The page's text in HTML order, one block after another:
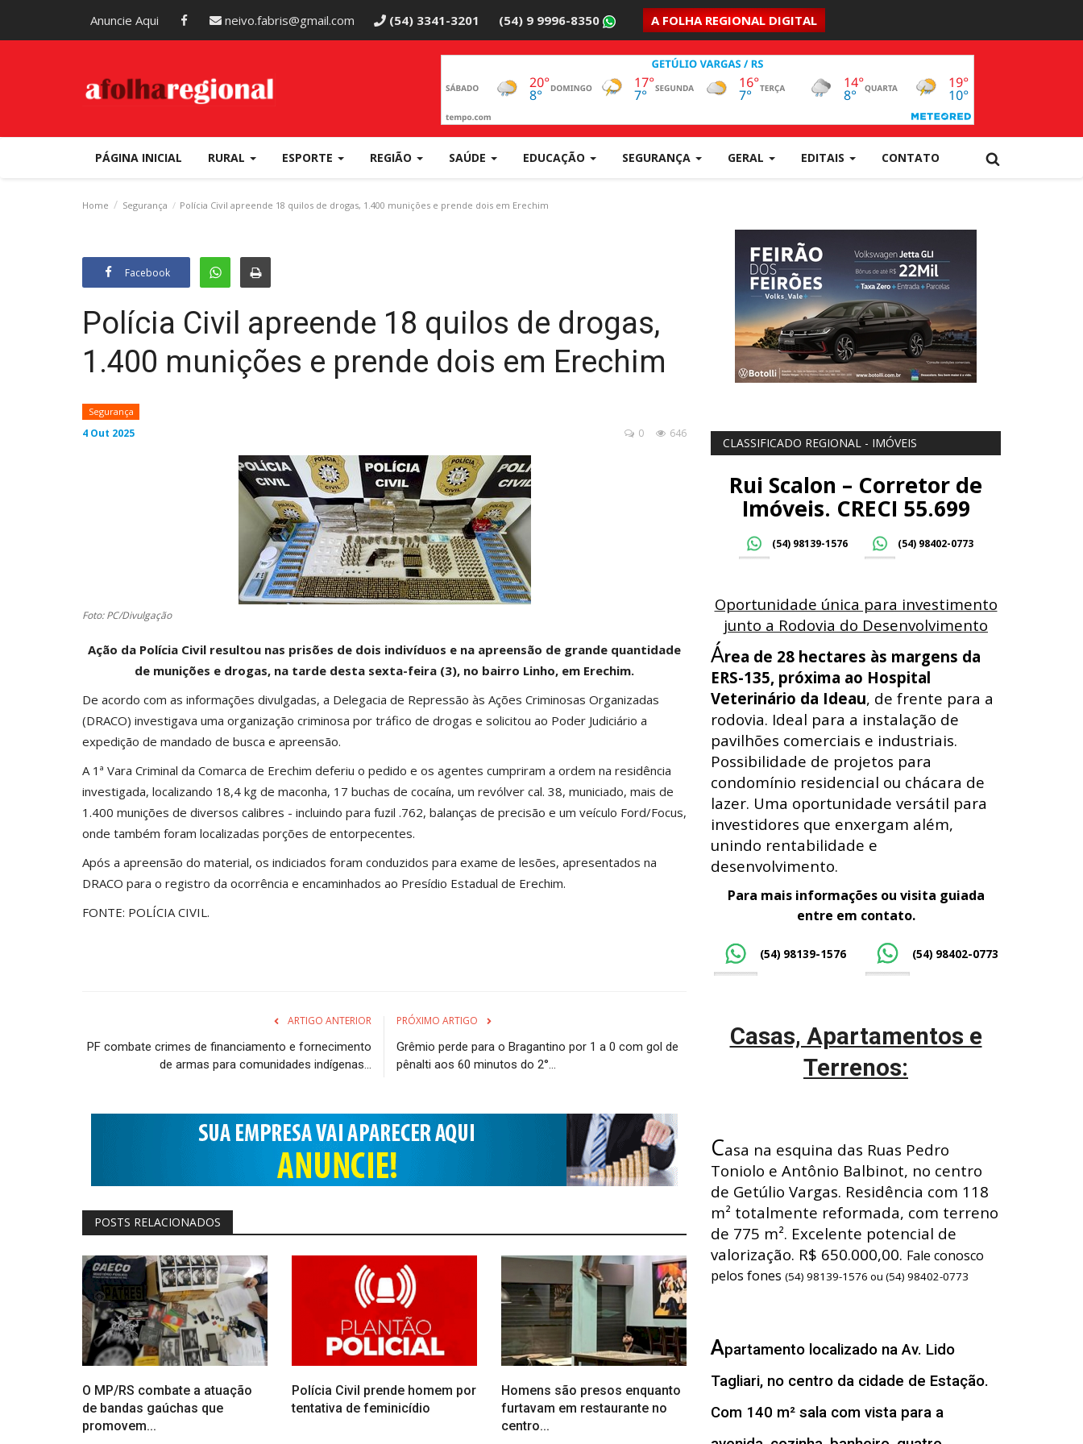
Anuncie Aqui neivo.fabris@gmail.com (54) 3341-3201 (54) 9 9996-8350 A FOLHA REGIONAL DIGITAL
PÁGINA INICIAL RURAL ESPORTE REGIÃO SAÚDE EDUCAÇÃO SEGURANÇA GERAL EDITAIS CONTATO
Home Segurança Polícia Civil apreende 18 quilos de drogas, 1.400 munições e prende dois em Erechim
Facebook
Polícia Civil apreende 18 quilos de drogas,
1.400 munições e prende dois em Erechim
Segurança
4 Out 2025 646
0
Foto: PC/Divulgação
Ação da Polícia Civil resultou nas prisões de dois indivíduos e na apreensão de grande quantidade
de munições e drogas, na tarde desta sexta-feira (3), no bairro Linho, em Erechim.
De acordo com as informações divulgadas, a Delegacia de Repressão às Ações Criminosas Organizadas
(DRACO) investigava uma organização criminosa por tráfico de drogas e solicitou ao Poder Judiciário a
expedição de mandado de busca e apreensão.
A 1ª Vara Criminal da Comarca de Erechim deferiu o pedido e os agentes cumpriram a ordem na residência
investigada, localizando 18,4 kg de maconha, 17 buchas de cocaína, um revólver cal. 38, municiado, mais de
1.400 munições de diversos calibres - incluindo para fuzil .762, balanças de precisão e um veículo Ford/Focus,
onde também foram localizadas porções de entorpecentes.
Após a apreensão do material, os indiciados foram conduzidos para exame de lesões, apresentados na
DRACO para o registro da ocorrência e encaminhados ao Presídio Estadual de Erechim.
FONTE: POLÍCIA CIVIL.
ARTIGO ANTERIOR
PF combate crimes de financiamento e fornecimento
de armas para comunidades indígenas...
PRÓXIMO ARTIGO
Grêmio perde para o Bragantino por 1 a 0 com gol de
pênalti aos 60 minutos do 2°...
POSTS RELACIONADOS
O MP/RS combate a atuação
de bandas gaúchas que
promovem...
Polícia Civil prende homem por
tentativa de feminicídio
Homens são presos enquanto
furtavam em restaurante no
centro...
CLASSIFICADO REGIONAL - IMÓVEIS
Rui Scalon – Corretor de
Imóveis. CRECI 55.699
(54) 98139-1576 (54) 98402-0773
Oportunidade única para investimento
junto a Rodovia do Desenvolvimento
Área de 28 hectares às margens da
ERS-135, próxima ao Hospital
Veterinário da Ideau, de frente para a
rodovia. Ideal para a instalação de
pavilhões comerciais e industriais.
Possibilidade de projetos para
condomínio residencial ou chácara de
lazer. Uma oportunidade versátil para
investidores que enxergam além,
unindo rentabilidade e
desenvolvimento.
Para mais informações ou visita guiada
entre em contato.
(54) 98139-1576 (54) 98402-0773
Casas, Apartamentos e
Terrenos:
Casa na esquina das Ruas Pedro
Toniolo e Antônio Balbinot, no centro
de Getúlio Vargas. Residência com 118
m² totalmente reformada, com terreno
de 775 m². Excelente potencial de
valorização. R$ 650.000,00. Fale conosco
pelos fones (54) 98139-1576 ou (54) 98402-0773
Apartamento localizado na Av. Lido
Tagliari, no centro da cidade de Estação.
Com 140 m² sala com vista para a